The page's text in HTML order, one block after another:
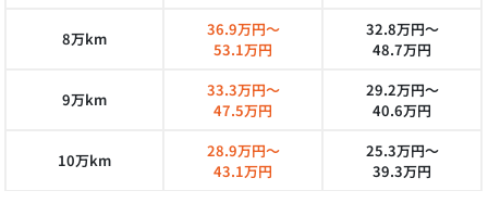
8万km
36.9万円～
53.1万円
32.8万円～
48.7万円
9万km
33.3万円～
47.5万円
29.2万円～
40.6万円
10万km
28.9万円～
43.1万円
25.3万円～
39.3万円